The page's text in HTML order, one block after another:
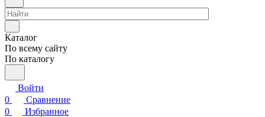
Каталог
По всему сайту
По каталогу
Войти
0
Сравнение
0
Избранное